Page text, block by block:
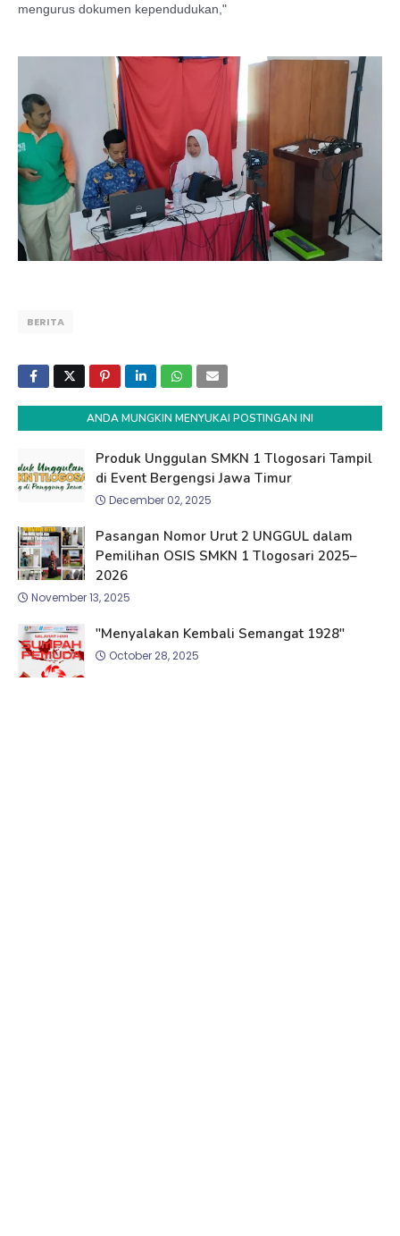
mengurus dokumen kependudukan,"
BERITA
ANDA MUNGKIN MENYUKAI POSTINGAN INI
Produk Unggulan SMKN 1 Tlogosari Tampil
di Event Bergengsi Jawa Timur
December 02, 2025
Pasangan Nomor Urut 2 UNGGUL dalam
Pemilihan OSIS SMKN 1 Tlogosari 2025–
2026
November 13, 2025
"Menyalakan Kembali Semangat 1928"
October 28, 2025